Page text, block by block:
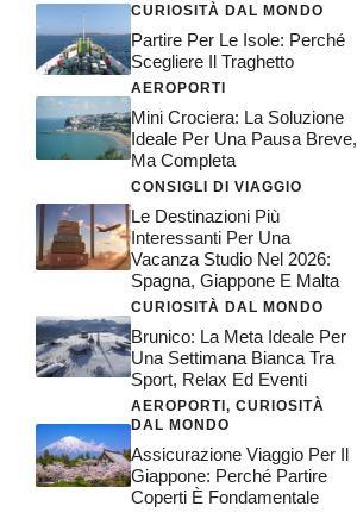
CURIOSITÀ DAL MONDO
Partire Per Le Isole: Perché
Scegliere Il Traghetto
AEROPORTI
Mini Crociera: La Soluzione
Ideale Per Una Pausa Breve,
Ma Completa
CONSIGLI DI VIAGGIO
Le Destinazioni Più
Interessanti Per Una
Vacanza Studio Nel 2026:
Spagna, Giappone E Malta
CURIOSITÀ DAL MONDO
Brunico: La Meta Ideale Per
Una Settimana Bianca Tra
Sport, Relax Ed Eventi
AEROPORTI, CURIOSITÀ
DAL MONDO
Assicurazione Viaggio Per Il
Giappone: Perché Partire
Coperti È Fondamentale